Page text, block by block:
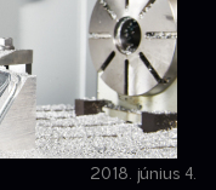
2018. június 4.